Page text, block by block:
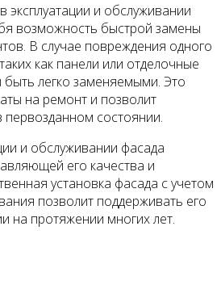
эксплуатации и обслуживании
возможность быстрой замены
В случае повреждения одного
как панели или отделочные
легко заменяемыми. Это
на ремонт и позволит
состоянии.
и обслуживании фасада
его качества и
установка фасада с учетом
позволит поддерживать его
на протяжении многих лет.